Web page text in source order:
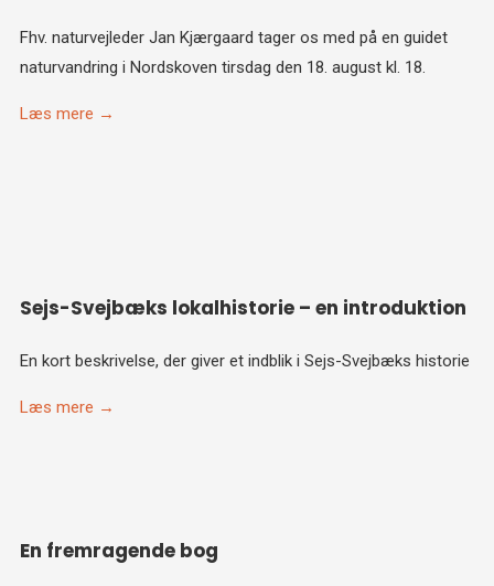
Fhv. naturvejleder Jan Kjærgaard tager os med på en guidet
naturvandring i Nordskoven tirsdag den 18. august kl. 18.
Læs mere →
Sejs-Svejbæks lokalhistorie – en introduktion
En kort beskrivelse, der giver et indblik i Sejs-Svejbæks historie
Læs mere →
En fremragende bog